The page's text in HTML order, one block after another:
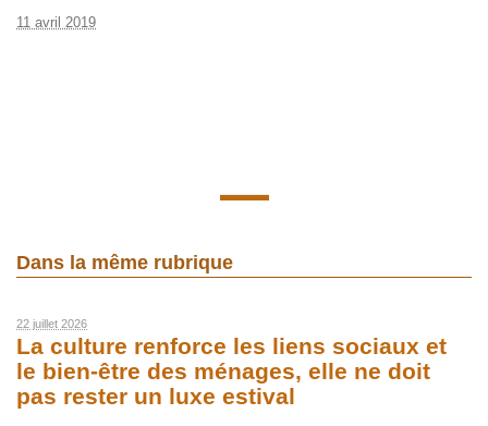
11 avril 2019
Dans la même rubrique
22 juillet 2026
La culture renforce les liens sociaux et
le bien-être des ménages, elle ne doit
pas rester un luxe estival